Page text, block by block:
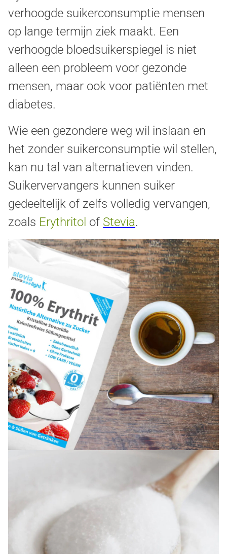
verhoogde suikerconsumptie mensen
op lange termijn ziek maakt. Een
verhoogde bloedsuikerspiegel is niet
alleen een probleem voor gezonde
mensen, maar ook voor patiënten met
diabetes.
Wie een gezondere weg wil inslaan en
het zonder suikerconsumptie wil stellen,
kan nu tal van alternatieven vinden.
Suikervervangers kunnen suiker
gedeeltelijk of zelfs volledig vervangen,
zoals Erythritol of Stevia.